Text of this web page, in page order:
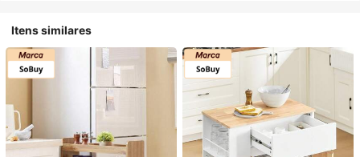
Itens similares